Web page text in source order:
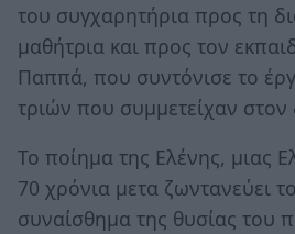
του συγχαρητήρια προς τη
μαθήτρια και προς τον
Παππά, που συντόνισε το
τριών που συμμετείχαν στον
Το ποίημα της Ελένης, μιας
70 χρόνια μετα ζωντανεύει
συναίσθημα της θυσίας του